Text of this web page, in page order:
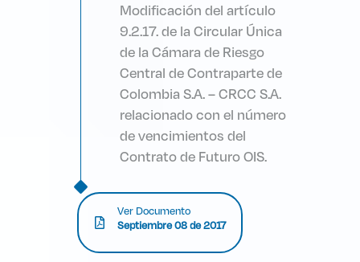
Modificación del artículo
9.2.17. de la Circular Única
de la Cámara de Riesgo
Central de Contraparte de
Colombia S.A. – CRCC S.A.
relacionado con el número
de vencimientos del
Contrato de Futuro OIS.
Ver Documento
Septiembre 08 de 2017